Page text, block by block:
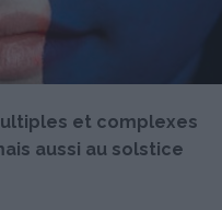
et complexes
aussi au solstice